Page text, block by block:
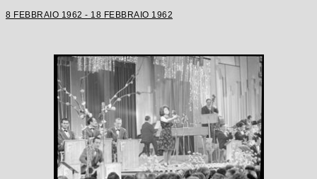
8 FEBBRAIO 1962 - 18 FEBBRAIO 1962